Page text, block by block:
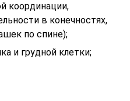
координации,
в конечностях,
по спине);
и грудной клетки;